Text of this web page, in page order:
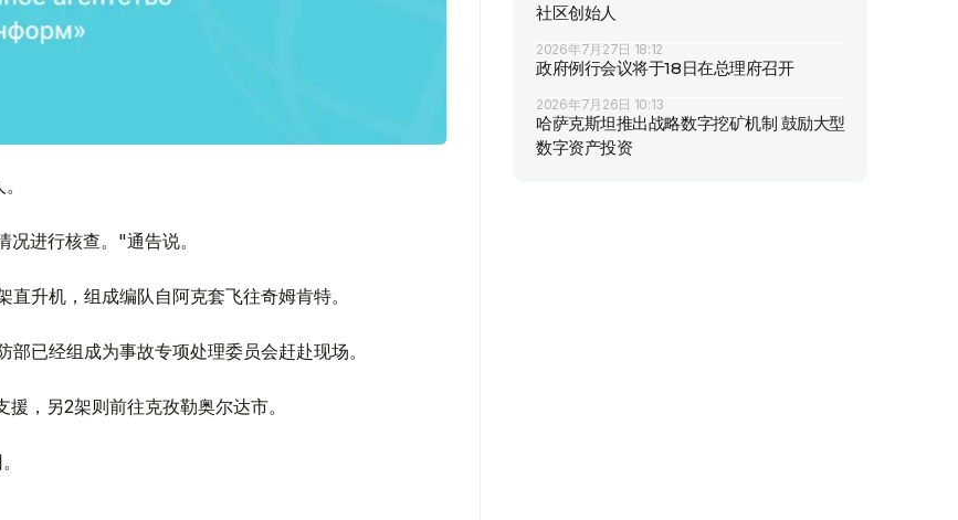
进行核查。"通告说。
升机，组成编队自阿克套飞往奇姆肯特。
已经组成为事故专项处理委员会赶赴现场。
，另2架则前往克孜勒奥尔达市。
社区创始人
2026年7月27日 18:12
政府例行会议将于18日在总理府召开
2026年7月26日 10:13
哈萨克斯坦推出战略数字挖矿机制 鼓励大型
数字资产投资